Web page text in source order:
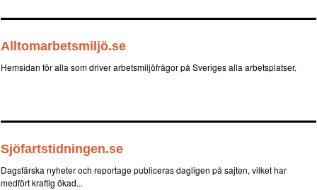
Alltomarbetsmiljö.se
Hemsidan för alla som driver arbetsmiljöfrågor på Sveriges alla arbetsplatser.
Sjöfartstidningen.se
Dagsfärska nyheter och reportage publiceras dagligen på sajten, vilket har
medfört kraftig ökad...